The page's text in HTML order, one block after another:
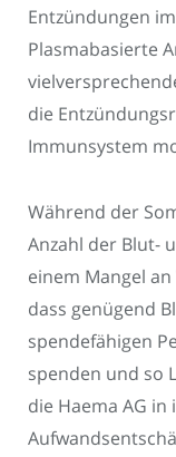
Entzündungen
Plasmabasierte
die
Immunsystem
Während der
Anzahl der Blut-
einem Mangel
dass genügend
spendefähigen
spenden und so
die Haema AG